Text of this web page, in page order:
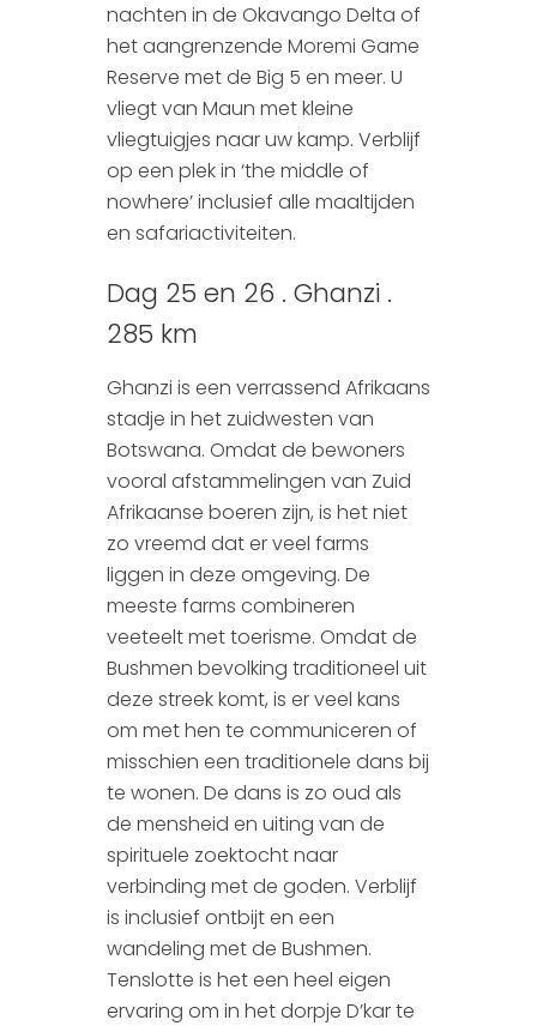
nachten in de Okavango Delta of
het aangrenzende Moremi Game
Reserve met de Big 5 en meer. U
vliegt van Maun met kleine
vliegtuigjes naar uw kamp. Verblijf
op een plek in ‘the middle of
nowhere’ inclusief alle maaltijden
en safariactiviteiten.
Dag 25 en 26 . Ghanzi .
285 km
Ghanzi is een verrassend Afrikaans
stadje in het zuidwesten van
Botswana. Omdat de bewoners
vooral afstammelingen van Zuid
Afrikaanse boeren zijn, is het niet
zo vreemd dat er veel farms
liggen in deze omgeving. De
meeste farms combineren
veeteelt met toerisme. Omdat de
Bushmen bevolking traditioneel uit
deze streek komt, is er veel kans
om met hen te communiceren of
misschien een traditionele dans bij
te wonen. De dans is zo oud als
de mensheid en uiting van de
spirituele zoektocht naar
verbinding met de goden. Verblijf
is inclusief ontbijt en een
wandeling met de Bushmen.
Tenslotte is het een heel eigen
ervaring om in het dorpje D’kar te